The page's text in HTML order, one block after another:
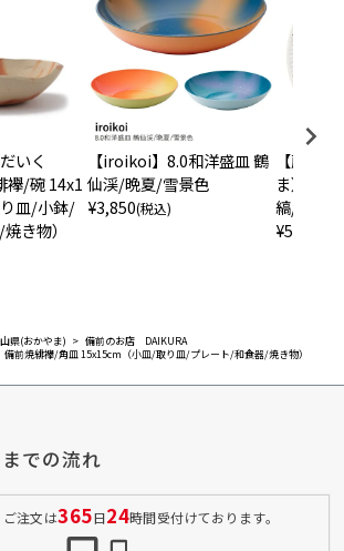
県(おかやま)
備前のお店 DAIKURA
備前焼緋襷/角皿 15x15cm（小皿/取り皿/プレート/和食器/焼き物）
いく
襷/碗 14x1
皿/小鉢/
き物）
【iroikoi】8.0和洋盛皿 鶴
仙渓/晩夏/雪景色
¥3,850(税込)
【藤山
ま）】
縞/岐阜県
¥5,280
での流れ
ご注文は365日24時間受付けております。